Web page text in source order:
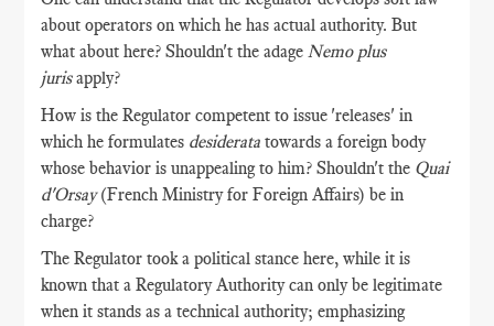
about operators on which he has actual authority. But
what about here? Shouldn't the adageNemo plus
jurisapply?
How is the Regulator competent to issue 'releases' in
which he formulates desideratatowards a foreign body
whose behavior is unappealing to him? Shouldn't the Quai
d'Orsay(French Ministry for Foreign Affairs) be in
charge?
The Regulator took a political stance here, while it is
known that a Regulatory Authority can only be legitimate
when it stands as a technical authority; emphasizing